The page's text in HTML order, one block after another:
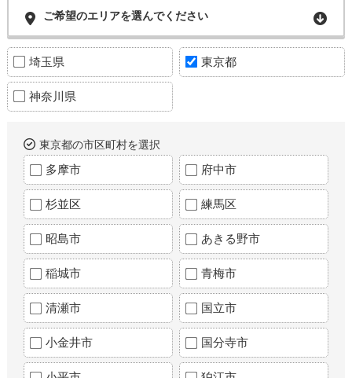
ご希望のエリアを選んでください
埼玉県 東京都
神奈川県
東京都の市区町村を選択
多摩市 府中市
杉並区 練馬区
昭島市 あきる野市
稲城市 青梅市
清瀬市 国立市
小金井市 国分寺市